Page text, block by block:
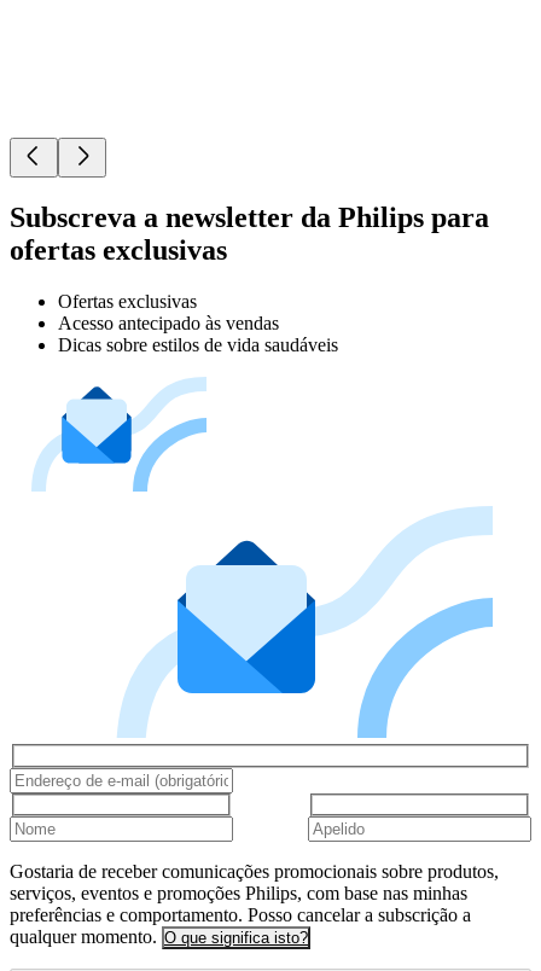
Subscreva a newsletter da Philips para
ofertas exclusivas
Ofertas exclusivas
Acesso antecipado às vendas
Dicas sobre estilos de vida saudáveis
Gostaria de receber comunicações promocionais sobre produtos,
serviços, eventos e promoções Philips, com base nas minhas
preferências e comportamento. Posso cancelar a subscrição a
qualquer momento. O que significa isto?